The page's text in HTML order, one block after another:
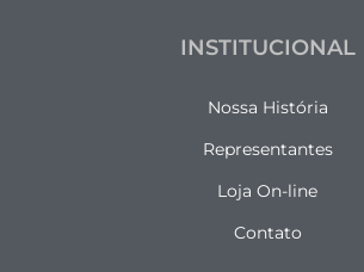
INSTITUCIONAL
Nossa História
Representantes
Loja On-line
Contato